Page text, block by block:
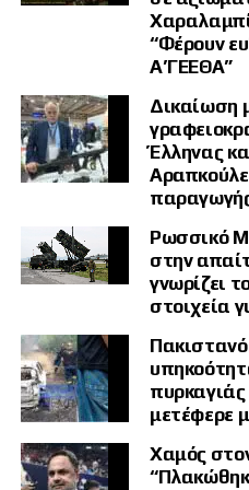
αεροπορικών μέσων,
ότι μπορούν,
ακόμη και τη ζωή τους.
Οι κυβερνητικοί
αντιληφθούν ότι η
κάθε όριο! Δεν μπορεί
άλλους εμπρησμούς,
άλλη ολιγωρία! Όχι
Επιτέλους, να
πρόληψη, με το
κατάλληλα μέσα. Να
ρεαλιστικά την
κρίσεων. Να
πανέμορφες εκτάσεις
«ευκολόπιστο και
“Φέρουν
Α’ΓΕΕΘΑ”
Δικαίωση
Έλληνας
Ρωσσικό
στην
γνωρίζει
στοιχεία
μετέφερε
Χαμός